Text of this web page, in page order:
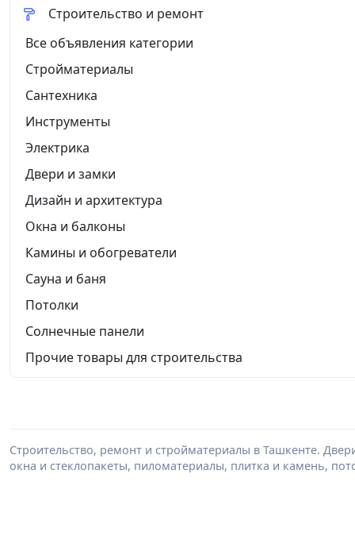
Строительство и ремонт
Все объявления категории
Стройматериалы
Сантехника
Инструменты
Электрика
Двери и замки
Дизайн и архитектура
Окна и балконы
Камины и обогреватели
Сауна и баня
Потолки
Солнечные панели
Прочие товары для строительства
Строительство, ремонт и стройматериалы в Ташкенте.
окна и стеклопакеты, пиломатериалы, плитка и камень,